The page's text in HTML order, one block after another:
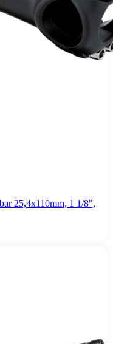
25,4x110mm, 1 1/8",